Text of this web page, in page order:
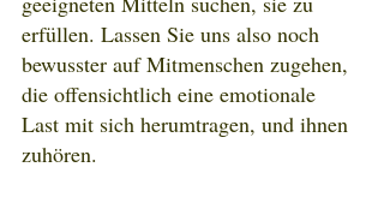
erfüllen. Lassen Sie uns also noch
bewusster auf Mitmenschen zugehen,
die offensichtlich eine emotionale
Last mit sich herumtragen, und ihnen
zuhören.